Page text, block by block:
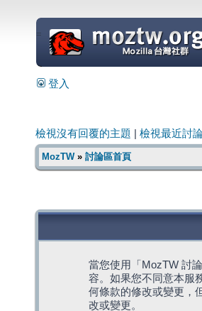
=
登入
檢視沒有回覆的主題 檢視最近討
MozTW» 討論區首頁
當您使用「MozTW 討
容。如果您不同意本服
何條款的修改或變更，
改或變更。